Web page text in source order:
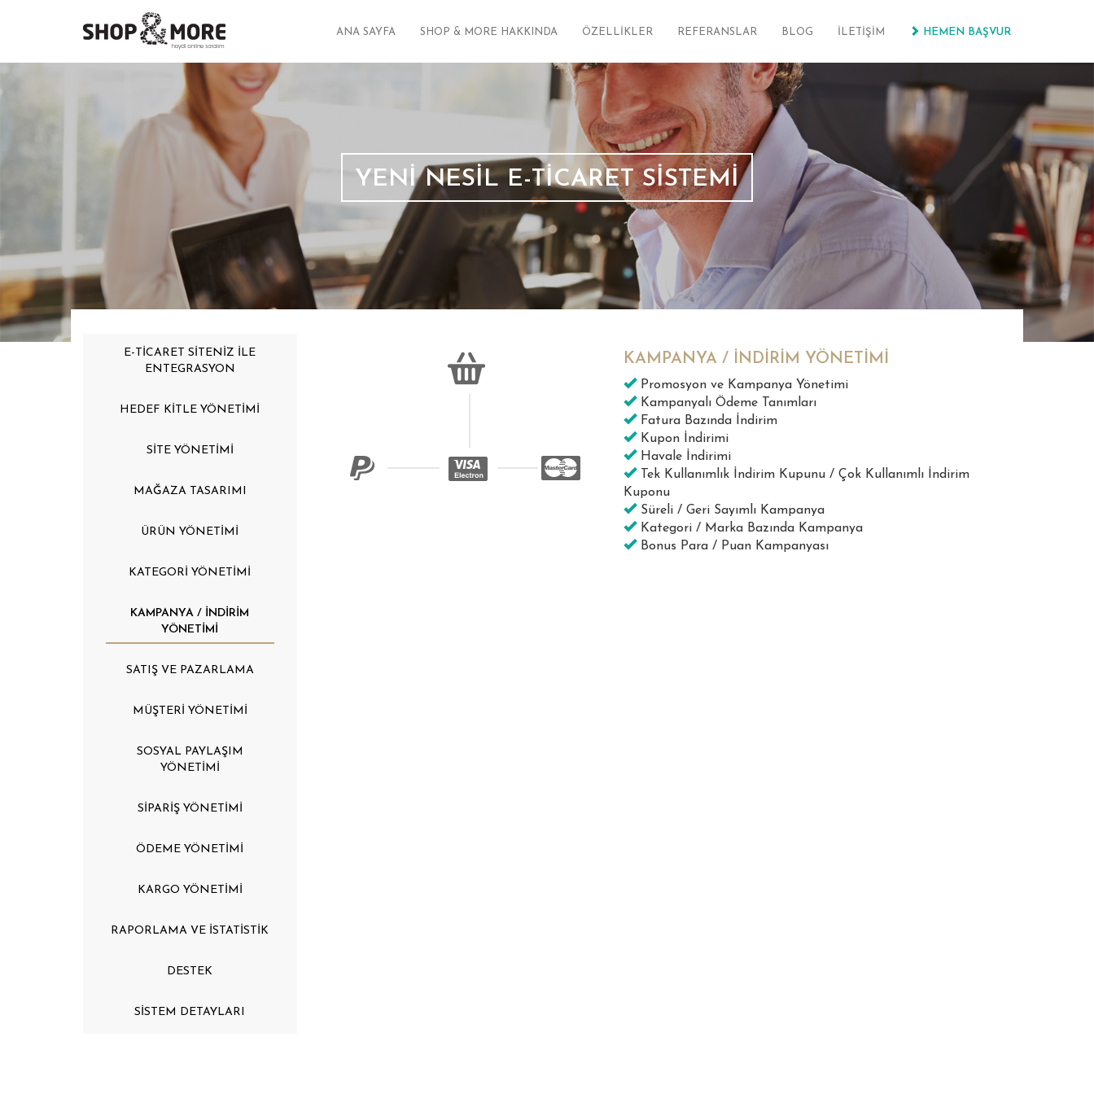
ANA SAYFA SHOP & MORE HAKKINDA ÖZELLİKLER REFERANSLAR BLOG İLETİŞİM HEMEN BAŞVUR
YENİ NESİL E-TİCARET SİSTEMİ
E-TİCARET SİTENİZ İLE
ENTEGRASYON
HEDEF KİTLE YÖNETİMİ
SİTE YÖNETİMİ
MAĞAZA TASARIMI
ÜRÜN YÖNETİMİ
KATEGORİ YÖNETİMİ
KAMPANYA / İNDİRİM
YÖNETİMİ
SATIŞ VE PAZARLAMA
MÜŞTERİ YÖNETİMİ
SOSYAL PAYLAŞIM
YÖNETİMİ
SİPARİŞ YÖNETİMİ
ÖDEME YÖNETİMİ
KARGO YÖNETİMİ
RAPORLAMA VE İSTATİSTİK
DESTEK
SİSTEM DETAYLARI
KAMPANYA / İNDİRİM YÖNETİMİ
Promosyon ve Kampanya Yönetimi
Kampanyalı Ödeme Tanımları
Fatura Bazında İndirim
Kupon İndirimi
Havale İndirimi
Tek Kullanımlık İndirim Kupunu / Çok Kullanımlı İndirim
Kuponu
Süreli / Geri Sayımlı Kampanya
Kategori / Marka Bazında Kampanya
Bonus Para / Puan Kampanyası